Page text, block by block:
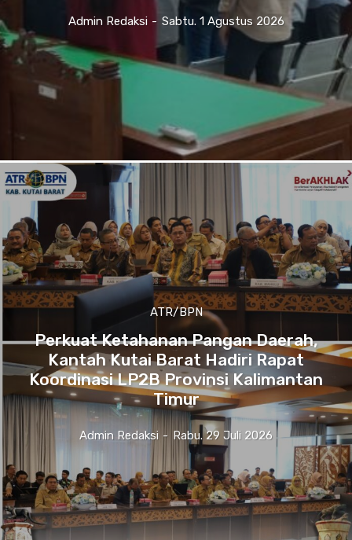
Admin Redaksi - Sabtu. 1 Agustus 2026
ATR/BPN
Perkuat Ketahanan Pangan Daerah,
Kantah Kutai Barat Hadiri Rapat
Koordinasi LP2B Provinsi Kalimantan
Timur
Admin Redaksi - Rabu. 29 Juli 2026